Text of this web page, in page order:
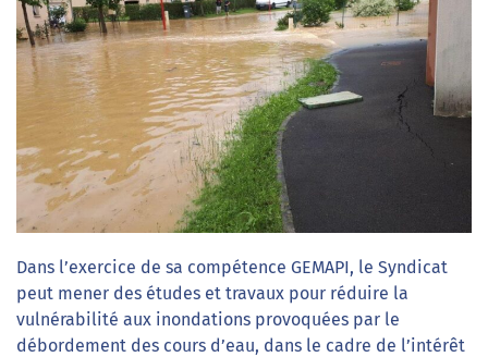
Dans l’exercice de sa compétence GEMAPI, le Syndicat
peut mener des études et travaux pour réduire la
vulnérabilité aux inondations provoquées par le
débordement des cours d’eau, dans le cadre de l’intérêt